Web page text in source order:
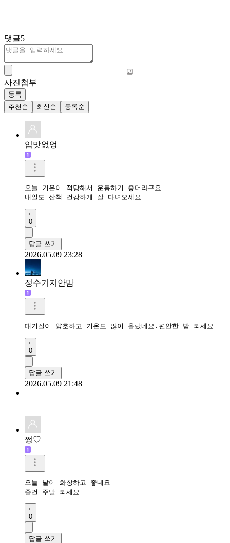
댓글5
사진첨부
등록
추천순
최신순 등록순
입맛없엉
오늘 기온이 적당해서 운동하기 좋더라구요
내일도 산책 건강하게 잘 다녀오세요
0
답글 쓰기
2026.05.09 23:28
정수기지안맘
대기질이 양호하고 기온도 많이 올랐네요.편안한 밤 되세요
0
답글 쓰기
2026.05.09 21:48
쩡♡
오늘 날이 화창하고 좋네요
즐건 주말 되세요
0
답글 쓰기